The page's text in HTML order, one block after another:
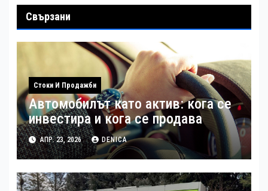
Свързани
Стоки И Продажби
Автомобилът като актив: кога се
инвестира и кога се продава
АПР. 23, 2026 DENICA